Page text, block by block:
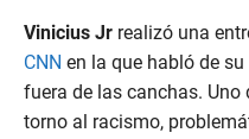
Vinicius Jr realizó una
CNN en la que habló de
fuera de las canchas.
torno al racismo,